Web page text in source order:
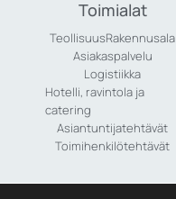
Toimialat
TeollisuusRakennusala
Asiakaspalvelu
Logistiikka
Hotelli, ravintola ja
catering
Asiantuntijatehtävät
Toimihenkilötehtävät